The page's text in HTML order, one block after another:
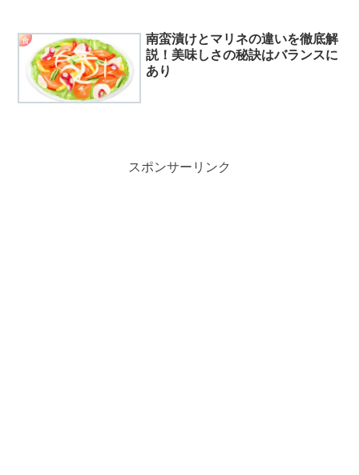
食
南蛮漬けとマリネの違いを徹底解
説！美味しさの秘訣はバランスに
あり
スポンサーリンク